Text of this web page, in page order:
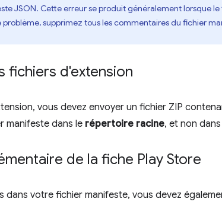
JSON. Cette erreur se produit généralement lorsque
supprimez tous les commentaires du fichier
fichiers d'extension
vous devez envoyer un fichier ZIP
manifeste dans le répertoire racine, et non
de la fiche Play Store
dans votre fichier manifeste, vous devez